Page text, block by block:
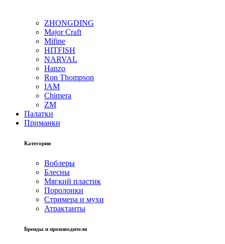
ZHONGDING
Major Craft
Mifine
HITFISH
NARVAL
Hanzo
Ron Thompson
IAM
Chimera
ZM
Палатки
Приманки
Категории
Воблеры
Блесны
Мягкий пластик
Поролонки
Стримера и мухи
Атрактанты
Бренды и производители